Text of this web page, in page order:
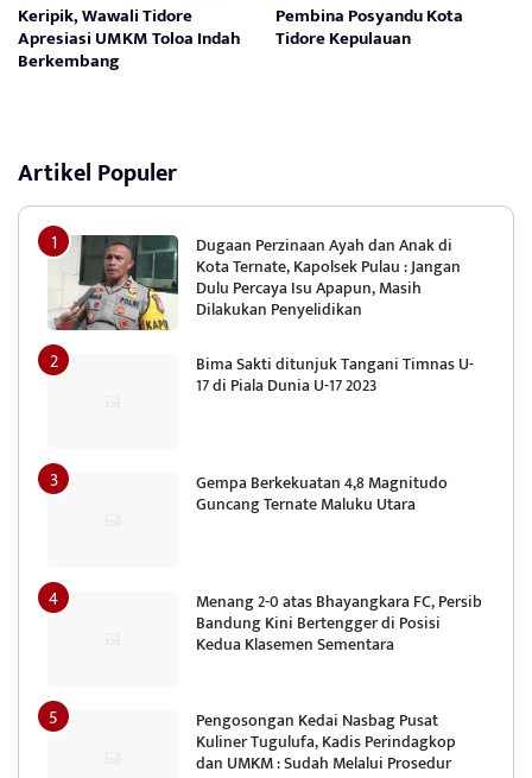
Keripik, Wawali Tidore
Apresiasi UMKM Toloa Indah
Berkembang
Pembina Posyandu Kota
Tidore Kepulauan
Artikel Populer
Dugaan Perzinaan Ayah dan Anak di
Kota Ternate, Kapolsek Pulau : Jangan
Dulu Percaya Isu Apapun, Masih
Dilakukan Penyelidikan
Bima Sakti ditunjuk Tangani Timnas U-
17 di Piala Dunia U-17 2023
Gempa Berkekuatan 4,8 Magnitudo
Guncang Ternate Maluku Utara
Menang 2-0 atas Bhayangkara FC, Persib
Bandung Kini Bertengger di Posisi
Kedua Klasemen Sementara
Pengosongan Kedai Nasbag Pusat
Kuliner Tugulufa, Kadis Perindagkop
dan UMKM : Sudah Melalui Prosedur